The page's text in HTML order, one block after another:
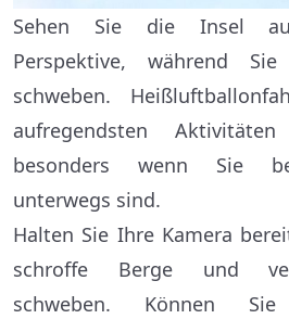
Sehen Sie die Insel
Perspektive, während
schweben.
aufregendsten
besonders wenn Sie
unterwegs sind.
Halten Sie Ihre Kamera
schroffe Berge und
schweben. Können